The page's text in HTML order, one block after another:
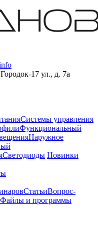
17 ул., д. 7а
Системы управления
Функциональный
Наружное
Светодиоды Новинки
СтатьиВопрос-
Файлы и программы